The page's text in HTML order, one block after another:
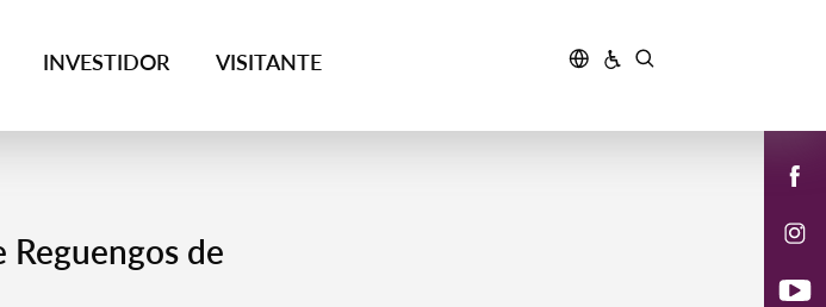
INVESTIDOR VISITANTE
de